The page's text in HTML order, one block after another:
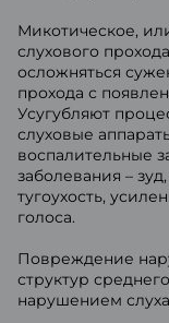
Микотическое,
слухового
осложняться
прохода с
Усугубляют
слуховые
воспалительные
заболевания –
тугоухость,
голоса.
Повреждение
структур
нарушением